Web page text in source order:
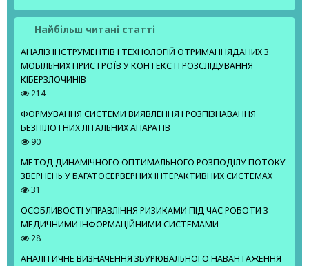
Найбільш читані статті
АНАЛІЗ ІНСТРУМЕНТІВ І ТЕХНОЛОГІЙ ОТРИМАННЯДАНИХ З
МОБІЛЬНИХ ПРИСТРОЇВ У КОНТЕКСТІ РОЗСЛІДУВАННЯ
КІБЕРЗЛОЧИНІВ
214
ФОРМУВАННЯ СИСТЕМИ ВИЯВЛЕННЯ І РОЗПІЗНАВАННЯ
БЕЗПІЛОТНИХ ЛІТАЛЬНИХ АПАРАТІВ
90
МЕТОД ДИНАМІЧНОГО ОПТИМАЛЬНОГО РОЗПОДІЛУ ПОТОКУ
ЗВЕРНЕНЬ У БАГАТОСЕРВЕРНИХ ІНТЕРАКТИВНИХ СИСТЕМАХ
31
ОСОБЛИВОСТІ УПРАВЛІННЯ РИЗИКАМИ ПІД ЧАС РОБОТИ З
МЕДИЧНИМИ ІНФОРМАЦІЙНИМИ СИСТЕМАМИ
28
АНАЛІТИЧНЕ ВИЗНАЧЕННЯ ЗБУРЮВАЛЬНОГО НАВАНТАЖЕННЯ